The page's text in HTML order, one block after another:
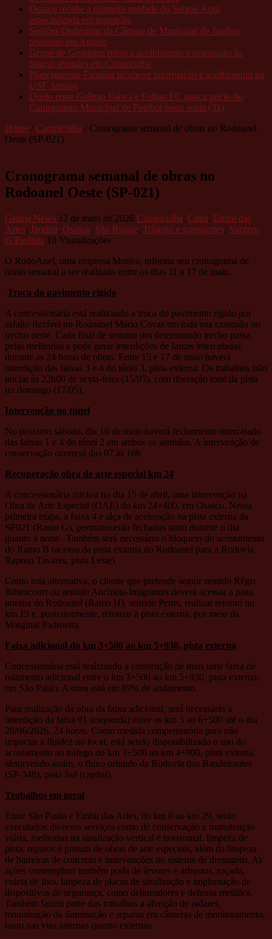
Osasco recebe a primeira unidade do Sebrae Aqui
especializada em inovação
Sessões Ordinárias da Câmara de Municipal de Jandira
retornam em Agosto
Grupo de Gestantes reforça acolhimento e orientação às
futuras mamães em Carapicuíba
Planejamento Familiar promove informação e acolhimento na
USF Ariston
Duelo entre Grêmio Faísca e Folhas FC marca início do
Campeonato Municipal de Futebol nesta sexta (31)
Home / Carapicuíba / Cronograma semanal de obras no Rodoanel
Oeste (SP-021)
Cronograma semanal de obras no
Rodoanel Oeste (SP-021)
Granja News 12 de maio de 2026 Carapicuíba, Cotia, Embu das
Artes, Jandira, Osasco, São Roque, Trânsito e transportes, Vargem
G Paulista 10 Visualizações
O RodoAnel, uma empresa Motiva, informa seu cronograma de
obras semanal a ser realizado entre os dias 11 a 17 de maio.
Troca do pavimento rígido
A concessionária está realizando a troca do pavimento rígido por
asfalto flexível no Rodoanel Mário Covas em toda sua extensão no
trecho oeste. Cada final de semana um determinado trecho passa
pelas melhorias e pode gerar interdições de faixas intercaladas
durante as 24 horas de obras. Entre 15 e 17 de maio haverá
interdição das faixas 3 e 4 do túnel 3, pista externa. Os trabalhos irão
iniciar às 22h00 de sexta-feira (15/05), com liberação total da pista
no domingo (17/05).
Intervenção no túnel
No próximo sábado, dia 16 de maio haverá fechamento intercalado
das faixas 1 e 4 do túnel 2 em ambos os sentidos. A intervenção de
conservação ocorrerá das 07 às 16h
Recuperação obra de arte especial km 24
A concessionária iniciou no dia 15 de abril, uma intervenção na
Obra de Arte Especial (OAE) do km 24+400, em Osasco. Nessa
primeira etapa, a faixa 4 e alça de aceleração na pista externa da
SP021 (Ramo G), permanecerão fechadas tanto durante o dia
quanto à noite. Também será necessário o bloqueio do acostamento
do Ramo B (acesso da pista externa do Rodoanel para a Rodovia
Raposo Tavares, pista Leste).
Como rota alternativa, o cliente que pretende seguir sentido Régis
Bittencourt ou sentido Anchieta-Imigrantes deverá acessar a pista
interna do Rodoanel (Ramo H), sentido Perus, realizar retorno no
km 19 e, posteriormente, retornar à pista externa, por meio da
Marginal Padroeira.
Faixa adicional do km 3+500 ao km 5+930, pista externa
Concessionária está realizando a construção de mais uma faixa de
rolamento adicional entre o km 3+500 ao km 5+930, pista externa,
em São Paulo. A obra está em 89% de andamento.
Para realização da obra da faixa adicional, será necessário a
interdição da faixa 01 (esquerda) entre os km 3 ao 6+500 até o dia
20/06/2026, 24 horas. Como medida compensatória para não
impactar a fluidez no local, está sendo disponibilizado o uso do
acostamento ao tráfego do km 3+500 ao km 4+900, pista externa,
absorvendo assim, o fluxo oriundo da Rodovia dos Bandeirantes
(SP-348), pista Sul (capital).
Trabalhos em geral
Entre São Paulo e Embu das Artes, do km 0 ao km 29, serão
executados diversos serviços como de conservação e manutenção
viária, melhorias na sinalização vertical e horizontal, limpeza de
pista, reparos e pintura de obras de arte especiais, além da limpeza
de barreiras de concreto e intervenções no sistema de drenagem. As
ações contemplam também poda de árvores e arbustos, roçada,
coleta de lixo, limpeza de placas de sinalização e implantação de
dispositivos de segurança, como delineadores e defensa metálica.
Também fazem parte dos trabalhos a aferição de radares,
manutenção da iluminação e reparos em câmeras de monitoramento,
tanto nas vias internas quanto externas.